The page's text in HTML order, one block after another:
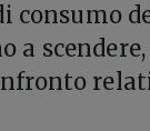
consumo
a